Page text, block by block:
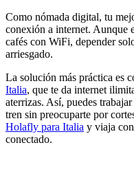
Como nómada digital, tu
conexión a internet. Aunque
cafés con WiFi, depender
arriesgado.
La solución más práctica es
Italia, que te da internet
aterrizas. Así, puedes
tren sin preocuparte por
Holafly para Italia y viaja
conectado.